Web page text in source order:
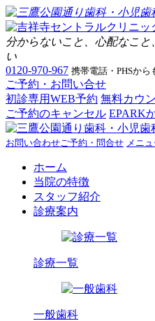
分からないこと、心配なこ
い
0120-970-967 携帯電話・PHSから
ご予約・お問い合せ
初診専用WEB予約 無料カウ
ご予約のキャンセル EPARK
お問い合わせご予約・問合せ メニ
ホーム
当院の特徴
スタッフ紹介
診療案内
診療一覧
一般歯科